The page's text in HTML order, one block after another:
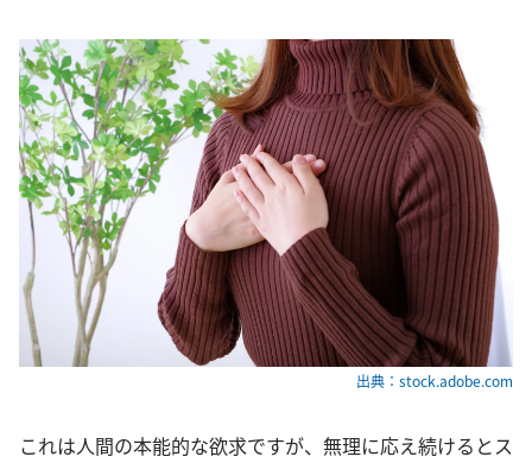
出典：stock.adobe.com
これは人間の本能的な欲求ですが、無理に応え続けるとス